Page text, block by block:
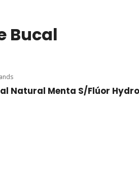
Bucal
Natural Menta S/Flúor